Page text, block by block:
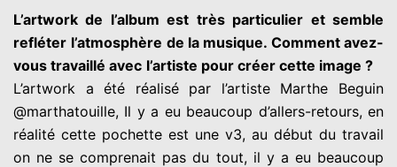
L’artwork de l’album est très particulier et semble
refléter l’atmosphère de la musique. Comment avez-
vous travaillé avec l’artiste pour créer cette image ?
L’artwork a été réalisé par l’artiste Marthe Beguin
@marthatouille, Il y a eu beaucoup d’allers-retours, en
réalité cette pochette est une v3, au début du travail
on ne se comprenait pas du tout, il y a eu beaucoup